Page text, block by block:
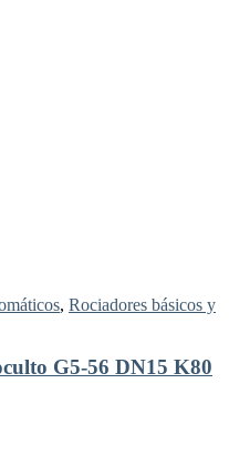
, Rociadores básicos y
G5-56 DN15 K80